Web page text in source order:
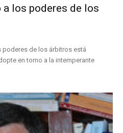
a los poderes de los
poderes de los árbitros está
en torno a la intemperante